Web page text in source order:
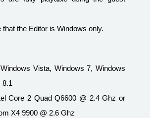
that the Editor is Windows only.
Vista, Windows 7, Windows
8.1
Core 2 Quad Q6600 @ 2.4 Ghz or
X4 9900 @ 2.6 Ghz